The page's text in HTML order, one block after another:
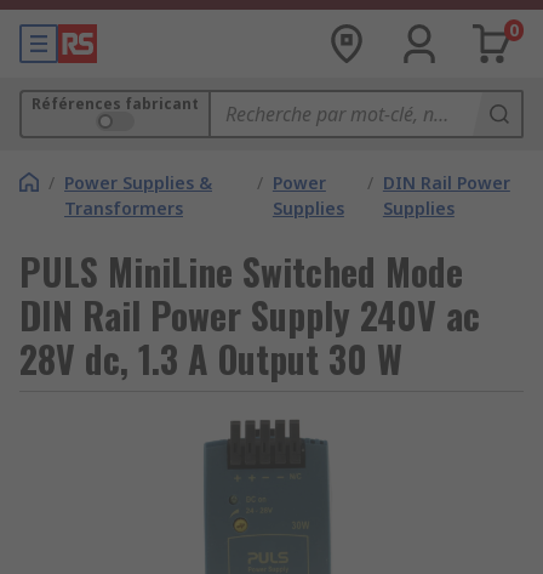
0
Références fabricant
/ Power Supplies &
Transformers
/ Power
Supplies
/ DIN Rail Power
Supplies
PULS MiniLine Switched Mode
DIN Rail Power Supply 240V ac
28V dc, 1.3 A Output 30 W